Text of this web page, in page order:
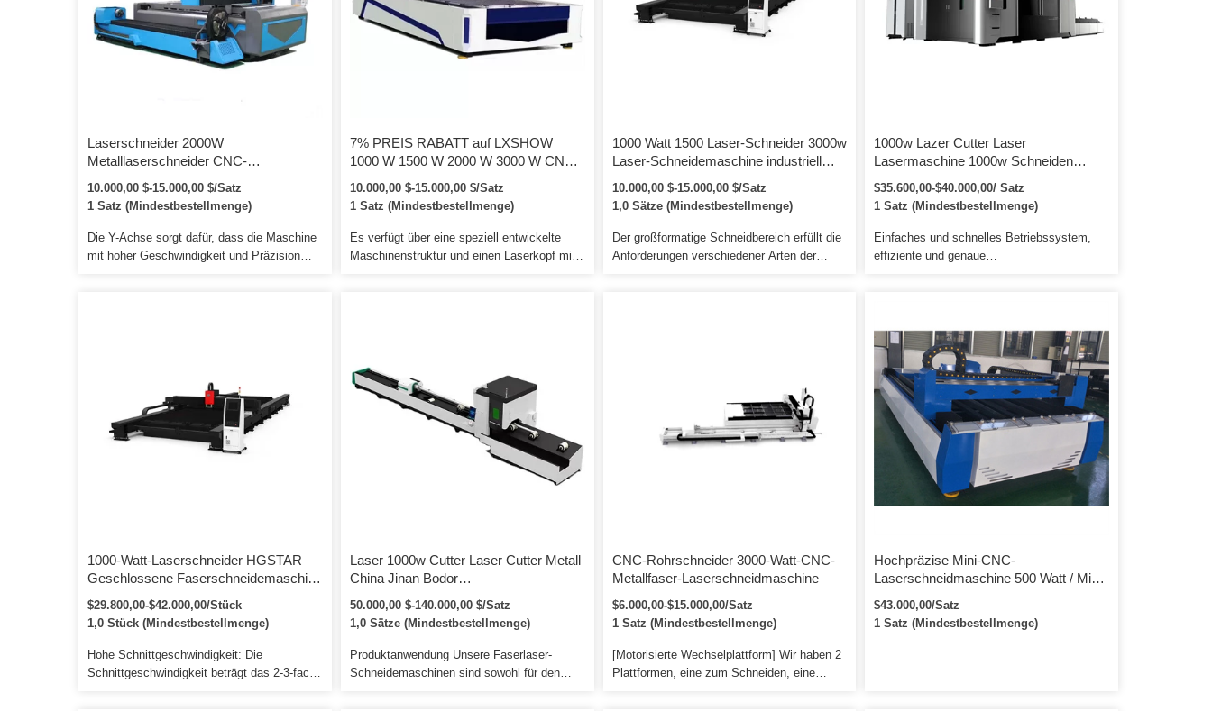
Kugelumlaufspindel, um einen stabilen Lauf
zu gewährleisten. SPEZIFIKATIONEN FÜR
gegenseitige Anerkennung von
Staubabsaugsystem - neue Technologie […]
[…]
Laserschneider 2000W
Metalllaserschneider CNC-
Faserlaserschneidemaschine
Blechlaserschneider
10.000,00 $-15.000,00 $/Satz
1 Satz (Mindestbestellmenge)
Die Y-Achse sorgt dafür, dass die Maschine
mit hoher Geschwindigkeit und Präzision
7% PREIS RABATT auf LXSHOW
1000 W 1500 W 2000 W 3000 W CNC-
Faserlaser-Schneidemaschine / 1,5 kW
2 kW 4 kW Laserschneidmaschine für
Blechmeta
10.000,00 $-15.000,00 $/Satz
1 Satz (Mindestbestellmenge)
Es verfügt über eine speziell entwickelte
Maschinenstruktur und einen Laserkopf mit
. usw. Unsere Dienstleistungen: 1.
Zweijährige Garantie für die vollständige
Maschine außer Laserschlauch und -
1000 Watt 1500 Laser-Schneider 3000w
Laser-Schneidemaschine industriell
1000 Watt 1500 Watt 2000w 3000w 4k
Faserlaser-CNC-
Schneider/Schneidemaschine 1325
1530 für Metallstahlplatte
10.000,00 $-15.000,00 $/Satz
1,0 Sätze (Mindestbestellmenge)
Der großformatige Schneidbereich erfüllt die
Anforderungen verschiedener Arten der
1000w Lazer Cutter Laser
Lasermaschine 1000w Schneiden
1000w 2000w 3kw 3015
Faseroptikausrüstung Cnc Lazer Cutter
Carbon Metallfaser
Laserschneidemaschine für
Edelstahlblech
$35.600,00-$40.000,00/ Satz
1 Satz (Mindestbestellmenge)
Einfaches und schnelles Betriebssystem,
effiziente und genaue
werden durch den mechanischen
Montageprozess verwendet. Wir bieten auch
Zugtransporte an, insbesondere nach
Russland, in die Ukraine und in andere
Binnenländer.
1000-Watt-Laserschneider HGSTAR
Geschlossene Faserschneidemaschine
1000-Watt-Laserschneider
$29.800,00-$42.000,00/Stück
1,0 Stück (Mindestbestellmenge)
Hohe Schnittgeschwindigkeit: Die
Schnittgeschwindigkeit beträgt das 2-3-fache
Laser 1000w Cutter Laser Cutter Metall
China Jinan Bodor
Laserschneidmaschine 1000W
Preis/CNC Faserlaserschneider Blech
50.000,00 $-140.000,00 $/Satz
1,0 Sätze (Mindestbestellmenge)
Produktanwendung Unsere Faserlaser-
Schneidemaschinen sind sowohl für den
CNC-Rohrschneider 3000-Watt-CNC-
Metallfaser-Laserschneidmaschine
$6.000,00-$15.000,00/Satz
1 Satz (Mindestbestellmenge)
[Motorisierte Wechselplattform] Wir haben 2
Plattformen, eine zum Schneiden, eine
Hochpräzise Mini-CNC-
Laserschneidmaschine 500 Watt / Mini-
Faserlaserschneider für Metall
$43.000,00/Satz
1 Satz (Mindestbestellmenge)